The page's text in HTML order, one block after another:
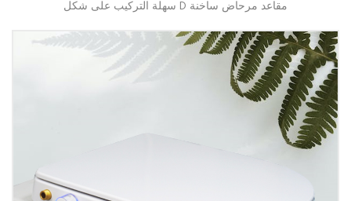
سهلة التركيب على شكل D مقاعد مرحاض ساخنة